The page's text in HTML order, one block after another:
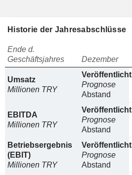
Historie der Jahresabschlüsse
Ende d.
Geschäftsjahres
Dezember
Umsatz
Millionen TRY
Veröffentlicht
Prognose
Abstand
EBITDA
Millionen TRY
Veröffentlicht
Prognose
Abstand
Betriebsergebnis
(EBIT)
Millionen TRY
Veröffentlicht
Prognose
Abstand